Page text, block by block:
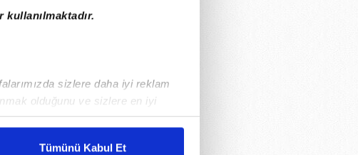
sizlere daha iyi reklam
olduğunu ve sizlere en iyi
maliyetlerimizi karşılamak
Tümünü Kabul Et